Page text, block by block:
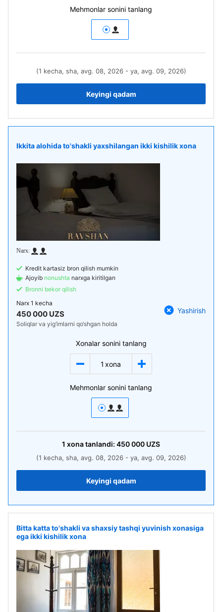
Mehmonlar sonini tanlang
(1 kecha, sha, avg. 08, 2026 - ya, avg. 09, 2026)
Keyingi qadam
Ikkita alohida to'shakli yaxshilangan ikki kishilik xona
Kredit kartasiz bron qilish mumkin
Ajoyib nonushta narxga kiritilgan
Bronni bekor qilish
Narx 1 kecha
450 000 UZS
Soliqlar va yig‘imlarni qo‘shgan holda
Yashirish
Xonalar sonini tanlang
1 xona
Mehmonlar sonini tanlang
1 xonatanlandi: 450 000 UZS
(1 kecha, sha, avg. 08, 2026 - ya, avg. 09, 2026)
Keyingi qadam
Bitta katta to'shakli va shaxsiy tashqi yuvinish xonasiga
ega ikki kishilik xona